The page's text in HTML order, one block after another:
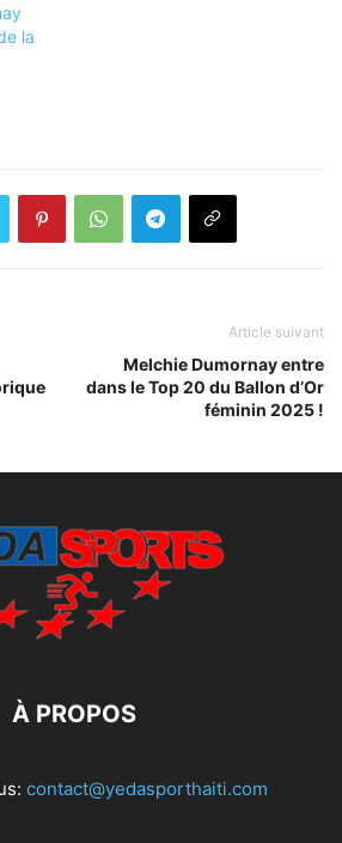
la
Article suivant
Melchie Dumornay entre
dans le Top 20 du Ballon d’Or
féminin 2025 !
À PROPOS
contact@yedasporthaiti.com